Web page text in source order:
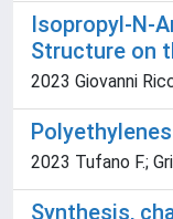
Isopropyl-N-
Structure on
2023 Giovanni
2023 Tufano F.;
Synthesis,